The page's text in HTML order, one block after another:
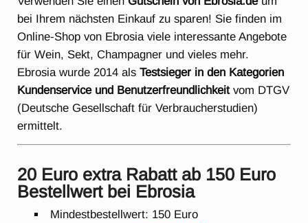
bei Ihrem nächsten Einkauf zu sparen! Sie finden im
Online-Shop von Ebrosia viele interessante Angebote
für Wein, Sekt, Champagner und vieles mehr.
Ebrosia wurde 2014 alsTestsieger in den Kategorien
Kundenservice und Benutzerfreundlichkeitvom DTGV
(Deutsche Gesellschaft für Verbraucherstudien)
ermittelt.
20 Euro extra Rabatt ab 150 Euro
Bestellwert bei Ebrosia
Mindestbestellwert: 150 Euro